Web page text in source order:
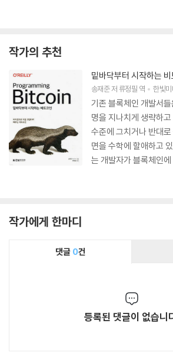
작가의 추천
밑바닥부터 시작하는
송재준저류정필 역 한빛
기존 블록체인 개발서
명을 지나치게 생략하
수준에 그치거나 반대
면을 수학에 할애하고
는 개발자가 블록체인
수학 지식만을 쉽게 설
급 블록체인 개발자로
작가에게 한마디
댓글 0건
등록된 댓글이 없습니